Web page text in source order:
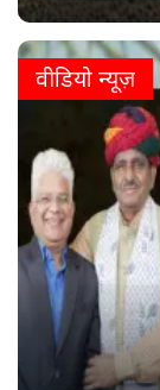
वीडियो न्यूज़